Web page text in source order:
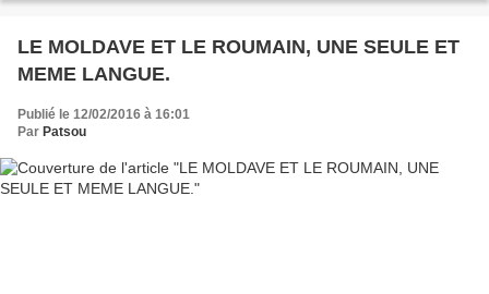
LE MOLDAVE ET LE ROUMAIN, UNE SEULE ET
MEME LANGUE.
Publié le 12/02/2016 à 16:01
Par Patsou